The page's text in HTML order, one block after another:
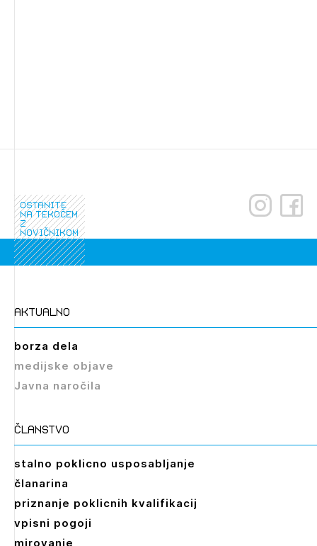
ostanite
na tekočem
z
novičnikom
aktualno
borza dela
medijske objave
Javna naročila
članstvo
stalno poklicno usposabljanje
članarina
priznanje poklicnih kvalifikacij
vpisni pogoji
mirovanje